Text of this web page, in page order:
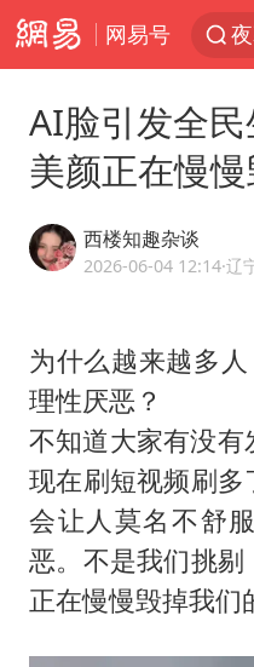
网易号
AI脸引发全
美颜正在慢
西楼知趣杂谈
2026-06-04 12:14·辽
为什么越来越多
理性厌恶？
不知道大家有没有
现在刷短视频刷
会让人莫名不舒
恶。不是我们挑
正在慢慢毁掉我们